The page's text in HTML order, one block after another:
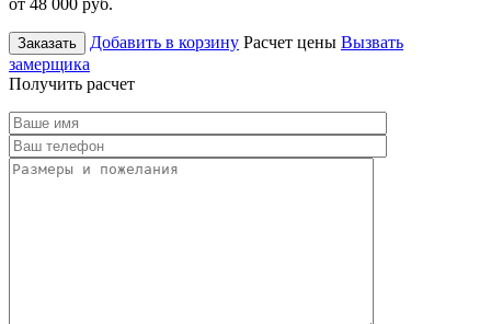
Заказать Добавить в корзину Расчет цены Вызвать
замерщика
Получить расчет